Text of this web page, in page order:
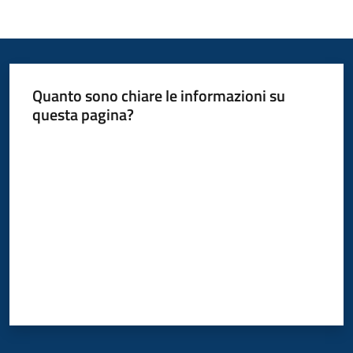
Quanto sono chiare le informazioni su
questa pagina?